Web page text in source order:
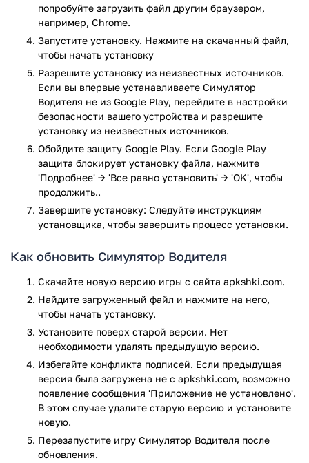
Преимущества игры:
авто можно тюнинговать на свое усмотрение;
реалистичная графика;
автомобили детализированы до мелочей;
приложение бесплатное;
несколько режимов вождения;
ночной режим езды;
более 80 дорожных знаков для изучения;
плавное и удобное управление движением;
несколько миссий по вождению и парковке;
скачать его можно на любое устройство.
Игра представлена на более чем 25 языках мира, в том
числе и на русском.
реальным режимом вождения. Игроку предоставляется
получить навыки современного вождения. Данный
симулятор включает в себя транспорт будущего. В игре с
повышенным уровнем сложности несколько сложных
уровней.
Автомобиль можно выбрать исходя из своих предпочтений,
настроить его для себя и стать лучшим водителем такси
повышенной комфортности. Выполнять свои обязанности
можно наслаждаясь экстремальной ездой.
Как установить приложение
После скачивания симулятора, необходимо зайти в
попробуйте загрузить файл другим браузером,
например, Chrome.
Запустите установку. Нажмите на скачанный файл,
чтобы начать установку
Разрешите установку из неизвестных источников.
Если вы впервые устанавливаете Симулятор
Водителя не из Google Play, перейдите в настройки
безопасности вашего устройства и разрешите
установку из неизвестных источников.
Обойдите защиту Google Play. Если Google Play
защита блокирует установку файла, нажмите
'Подробнее' → 'Все равно установить' → 'OK', чтобы
продолжить..
Завершите установку: Следуйте инструкциям
установщика, чтобы завершить процесс установки.
Как обновить Симулятор Водителя
Скачайте новую версию игры с сайта apkshki.com.
Найдите загруженный файл и нажмите на него,
чтобы начать установку.
Установите поверх старой версии. Нет
необходимости удалять предыдущую версию.
Избегайте конфликта подписей. Если предыдущая
версия была загружена не с apkshki.com, возможно
появление сообщения 'Приложение не установлено'.
В этом случае удалите старую версию и установите
новую.
Перезапустите игру Симулятор Водителя после
обновления.